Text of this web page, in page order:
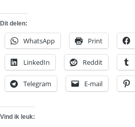
Dit delen:
WhatsApp Print
LinkedIn Reddit
Telegram E-mail
Vind ik leuk: